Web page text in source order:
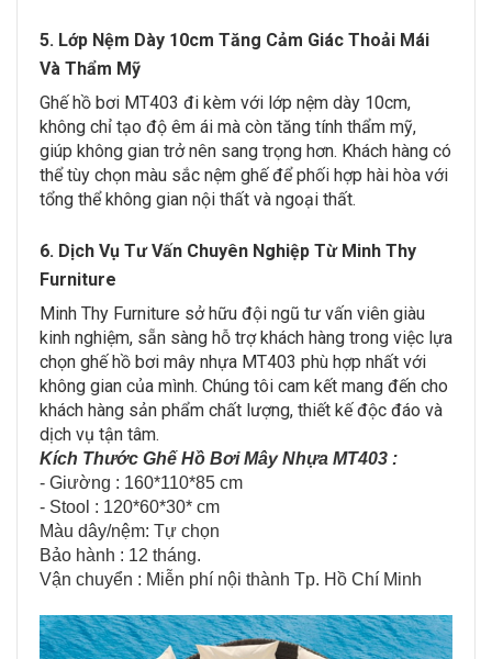
5. Lớp Nệm Dày 10cm Tăng Cảm Giác Thoải Mái
Và Thẩm Mỹ
Ghế hồ bơi MT403 đi kèm với lớp nệm dày 10cm,
không chỉ tạo độ êm ái mà còn tăng tính thẩm mỹ,
giúp không gian trở nên sang trọng hơn. Khách hàng có
thể tùy chọn màu sắc nệm ghế để phối hợp hài hòa với
tổng thể không gian nội thất và ngoại thất.
6. Dịch Vụ Tư Vấn Chuyên Nghiệp Từ Minh Thy
Furniture
Minh Thy Furniture sở hữu đội ngũ tư vấn viên giàu
kinh nghiệm, sẵn sàng hỗ trợ khách hàng trong việc lựa
chọn ghế hồ bơi mây nhựa MT403 phù hợp nhất với
không gian của mình. Chúng tôi cam kết mang đến cho
khách hàng sản phẩm chất lượng, thiết kế độc đáo và
dịch vụ tận tâm.
Kích Thước Ghế Hồ Bơi Mây Nhựa MT403 :
- Giường : 160*110*85 cm
- Stool : 120*60*30* cm
Màu dây/nệm: Tự chọn
Bảo hành : 12 tháng.
Vận chuyển : Miễn​ p​hí nội thành​ Tp. Hồ Chí Minh